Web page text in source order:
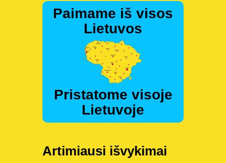
Paimame iš visos
Lietuvos
Pristatome visoje
Lietuvoje
Artimiausi išvykimai